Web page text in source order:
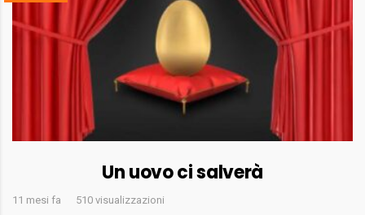
Un uovo ci salverà
11 mesi fa 510 visualizzazioni